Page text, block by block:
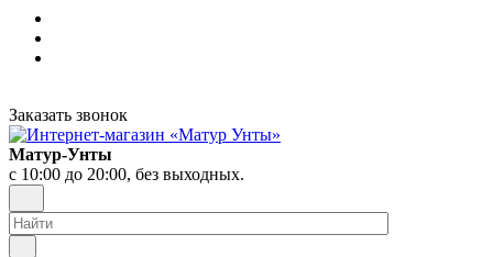
Заказать звонок
Матур-Унты
с 10:00 до 20:00, без выходных.